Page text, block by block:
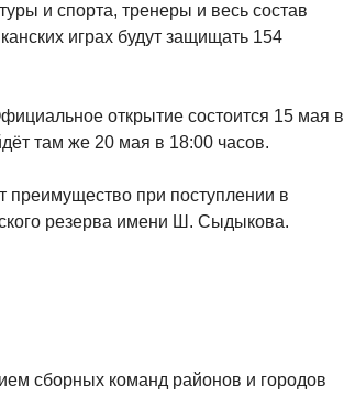
и спорта, тренеры и весь состав
играх будут защищать 154
открытие состоится 15 мая в
там же 20 мая в 18:00 часов.
преимущество при поступлении в
резерва имени Ш. Сыдыкова.
сборных команд районов и городов